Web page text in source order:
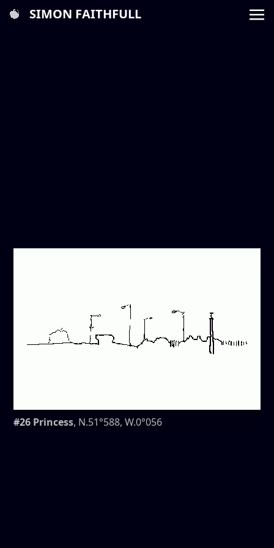
SIMON FAITHFULL
#26 Princess, N.51°588, W.0°056